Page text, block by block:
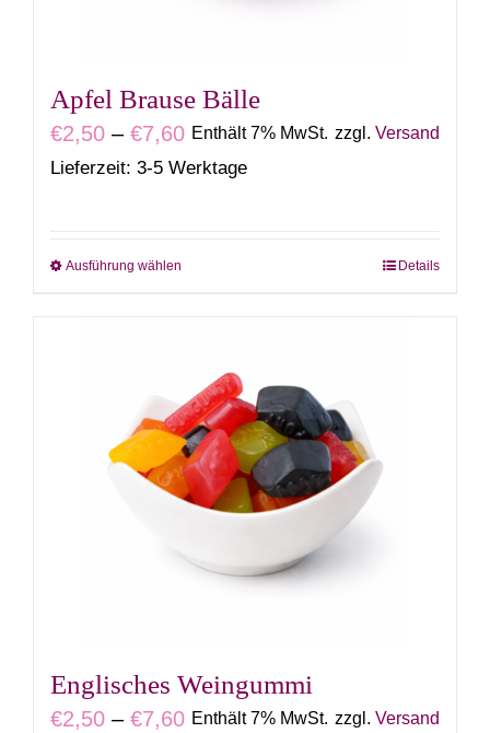
Apfel Brause Bälle
€2,50 – €7,60Preisspanne:
€2,50
Enthält 7% MwSt. zzgl. Versand
Lieferzeit: 3-5 Werktage
Ausführung wählen
mehrere
Varianten
auf.
Die
Optionen
auf
werden
Details
Englisches Weingummi
€2,50 – €7,60Preisspanne:
Enthält 7% MwSt. zzgl. Versand